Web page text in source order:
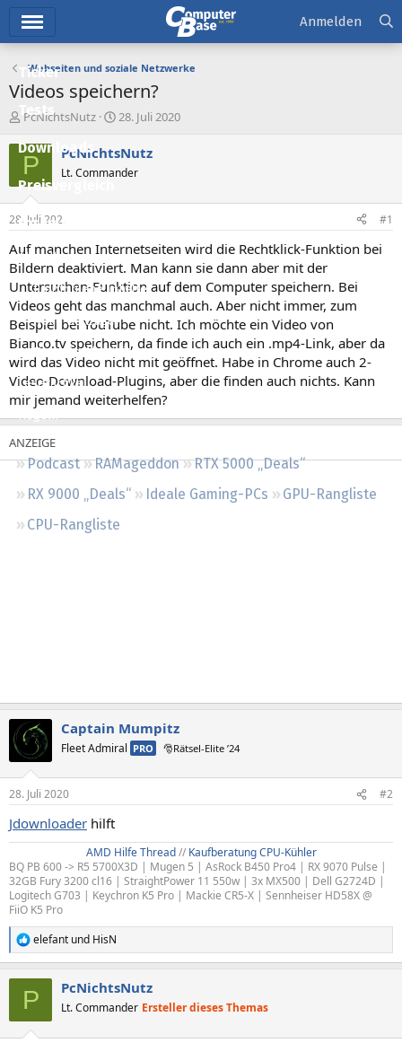
Ticker
Tests
Downloads
Preisvergleich
Forum
Aktuelles
Empfohlene Inhalte
Neue Beiträge
Neueste Aktivitäten
Leserartikel
Regeln
Podcast RAMageddon
RTX 5000 „Deals“
RX 9000 „Deals“
Ideale Gaming-PCs
GPU-Rangliste
CPU-Rangliste
Anmelden
Webseiten und soziale Netzwerke
Videos speichern?
E
s
e
e
r
PcNichtsNutz
E
s
e
t
a
m
28. Juli 2020
P PcNichtsNutz
Lt. Commander
28. Juli 2020 #1
Auf manchen Internetseiten wird die Rechtklick-Funktion bei
Bildern deaktiviert. Man kann sie dann aber mit der
Untersuchen-Funktion auf dem Computer speichern. Bei
Videos geht das manchmal auch. Aber nicht immer, zum
Beispiel bei YouTube nicht. Ich möchte ein Video von
Bianco.tv speichern, da finde ich auch ein .mp4-Link, aber da
wird das Video nicht mit geöffnet. Habe in Chrome auch 2-
Video-Download-Plugins, aber die finden auch nichts. Kann
mir jemand weiterhelfen?
Captain Mumpitz
Fleet Admiral PRO 🎅Rätsel-Elite ’24
28. Juli 2020 #2
Jdownloader hilft
AMD Hilfe Thread// Kaufberatung CPU-Kühler
BQ PB 600 -> R5 5700X3D | Mugen 5 | AsRock B450 Pro4 | RX 9070 Pulse |
32GB Fury 3200 cl16 | StraightPower 11 550w | 3x MX500 | Dell G2724D |
Logitech G703 | Keychron K5 Pro | Mackie CR5-X | Sennheiser HD58X @
FiiO K5 Pro
R
e
elefant und HisN
P PcNichtsNutz
Lt. Commander Ersteller dieses Themas